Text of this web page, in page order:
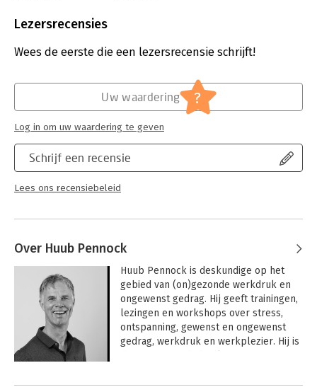
Uitgever:
Verschijningsdatum:
30-8-2024
Personeelsmanagement
Lezersrecensies
Wees de eerste die een lezersrecensie schrijft!
Schrijf een recensie
Lees ons recensiebeleid
Uw waardering ?
Log in om uw waardering te geven
Over Huub Pennock
Huub Pennock is deskundige op het
gebied van (on)gezonde werkdruk en
ongewenst gedrag. Hij geeft trainingen,
lezingen en workshops over stress,
ontspanning, gewenst en ongewenst
gedrag, werkdruk en werkplezier. Hij is
het werk en Stop ongezonde werkdruk.
Andere boeken door Huub Pennock